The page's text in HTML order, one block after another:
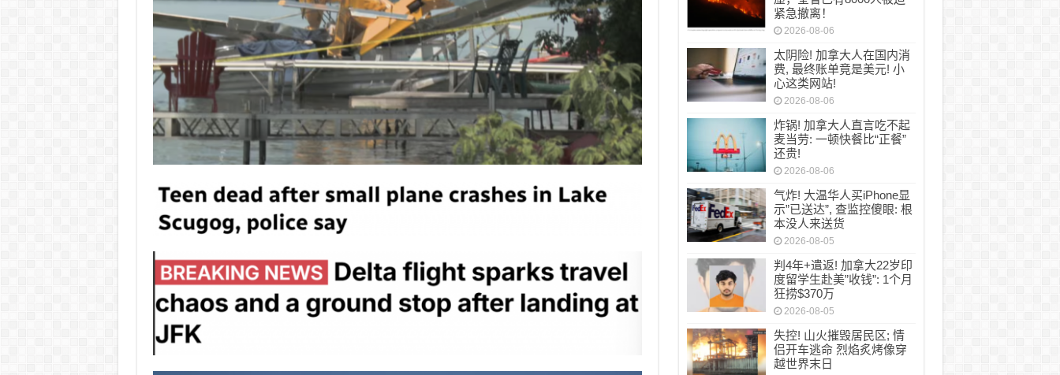
紧急撤离！
2026-08-06
太阴险! 加拿大人在国内消
费, 最终账单竟是美元! 小
心这类网站!
2026-08-06
炸锅! 加拿大人直言吃不起
麦当劳: 一顿快餐比“正餐”
还贵!
2026-08-06
气炸! 大温华人买iPhone显
示”已送达”, 查监控傻眼: 根
本没人来送货
2026-08-05
判4年+遣返! 加拿大22岁印
度留学生赴美”收钱”: 1个月
狂捞$370万
2026-08-05
失控! 山火摧毁居民区; 情
侣开车逃命 烈焰炙烤像穿
越世界末日